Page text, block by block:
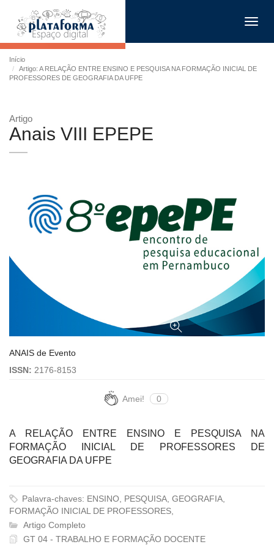
Início
Artigo: A RELAÇÃO ENTRE ENSINO E PESQUISA NA FORMAÇÃO INICIAL DE
PROFESSORES DE GEOGRAFIA DA UFPE
Artigo
Anais VIII EPEPE
ANAIS de Evento
ISSN: 2176-8153
Amei! 0
A RELAÇÃO ENTRE ENSINO E PESQUISA NA
FORMAÇÃO INICIAL DE PROFESSORES DE
GEOGRAFIA DA UFPE
Palavra-chaves: ENSINO, PESQUISA, GEOGRAFIA,
FORMAÇÃO INICIAL DE PROFESSORES,
Artigo Completo
GT 04 - TRABALHO E FORMAÇÃO DOCENTE